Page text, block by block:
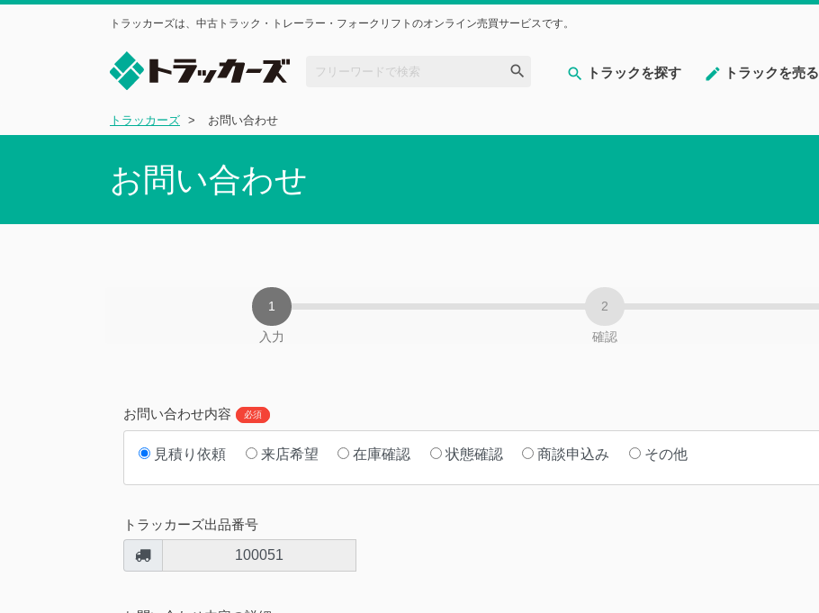
トラッカーズは、中古トラック・トレーラー・フォークリフトのオンライン売買サービスです。
トラックを探す トラックを売る
トラッカーズ お問い合わせ
お問い合わせ
入力 確認
お問い合わせ内容 必須
見積り依頼 来店希望 在庫確認 状態確認 商談申込み その他
トラッカーズ出品番号
100051